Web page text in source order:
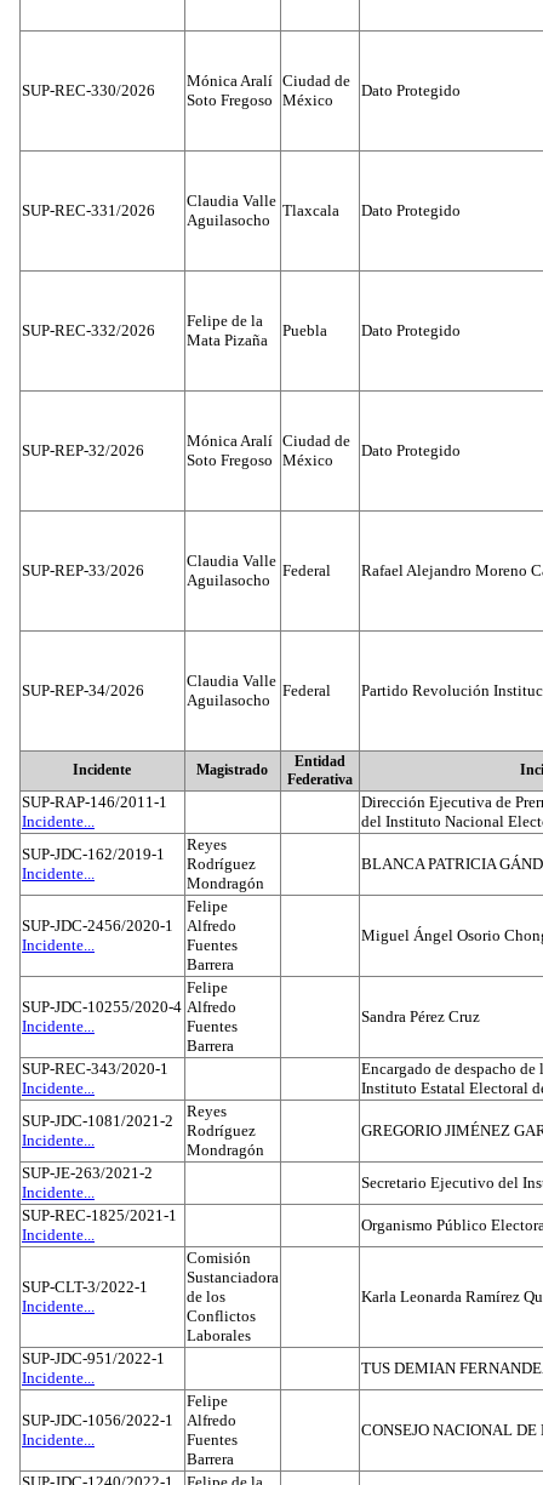
SUP-REC-330/2026
Mónica Aralí
Soto Fregoso
Ciudad de
México
Dato Protegido
SUP-REC-331/2026
Claudia Valle
Aguilasocho
Tlaxcala Dato Protegido
SUP-REC-332/2026
Felipe de la
Mata Pizaña
Puebla Dato Protegido
SUP-REP-32/2026
Mónica Aralí
Soto Fregoso
Ciudad de
México
Dato Protegido
SUP-REP-33/2026
Claudia Valle
Aguilasocho
Federal Rafael Alejandro Moreno
SUP-REP-34/2026
Claudia Valle
Aguilasocho
Federal Partido Revolución
Incidente Magistrado
Entidad
Federativa
SUP-RAP-146/2011-1
Incidente...
Dirección Ejecutiva de
del Instituto Nacional
SUP-JDC-162/2019-1
Incidente...
Reyes
Rodríguez
Mondragón
BLANCA PATRICIA
SUP-JDC-2456/2020-1
Incidente...
Felipe
Alfredo
Fuentes
Barrera
Miguel Ángel Osorio
SUP-JDC-10255/2020-4
Incidente...
Felipe
Alfredo
Fuentes
Barrera
Sandra Pérez Cruz
SUP-REC-343/2020-1
Incidente...
Encargado de despacho
Instituto Estatal Electoral
SUP-JDC-1081/2021-2
Incidente...
Reyes
Rodríguez
Mondragón
GREGORIO JIMÉNEZ
SUP-JE-263/2021-2
Incidente...
Secretario Ejecutivo del
SUP-REC-1825/2021-1
Incidente...
Organismo Público
SUP-CLT-3/2022-1
Incidente...
Comisión
Sustanciadora
de los
Conflictos
Laborales
Karla Leonarda Ramírez
SUP-JDC-951/2022-1
Incidente...
TUS DEMIAN
SUP-JDC-1056/2022-1
Incidente...
Felipe
Alfredo
Fuentes
Barrera
CONSEJO NACIONAL